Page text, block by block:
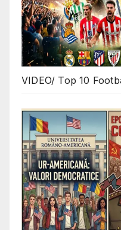
VIDEO/ Top 10